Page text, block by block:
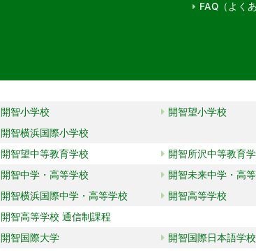
FAQ（よく
開智小学校 開智望小学校
開智横浜国際小学校
開智望中等教育学校
開智所沢中等教育
開智中学・高等学校 開智未来中学・高
開智横浜国際中学・高等学校
開智高等学校
開智高等学校 通信制課程
開智国際大学 開智国際日本語学校